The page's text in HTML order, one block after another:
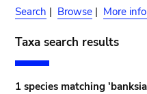
Search | Browse | More
Taxa search results
1 species matching